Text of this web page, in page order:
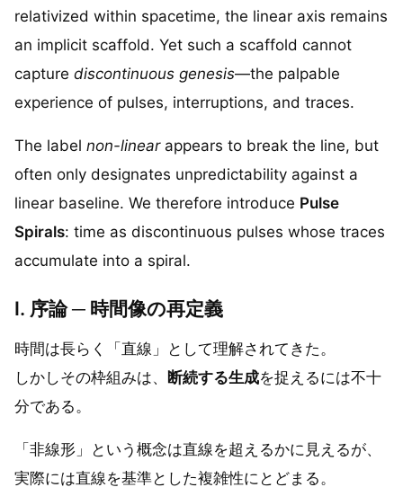
relativized within spacetime, the linear axis remains
an implicit scaffold. Yet such a scaffold cannot
capture discontinuous genesis—the palpable
experience of pulses, interruptions, and traces.
The label non-linearappears to break the line, but
often only designates unpredictability against a
linear baseline. We therefore introduce Pulse
Spirals: time as discontinuous pulses whose traces
accumulate into a spiral.
I. 序論 ─ 時間像の再定義
時間は長らく「直線」として理解されてきた。
しかしその枠組みは、 断続する生成を捉えるには不十
分である。
「非線形」という概念は直線を超えるかに見えるが、
実際には直線を基準とした複雑性にとどまる。